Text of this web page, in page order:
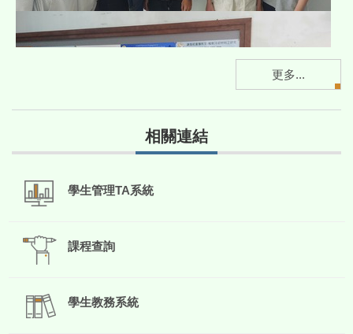
更多...
相關連結
學生管理TA系統
課程查詢
學生教務系統